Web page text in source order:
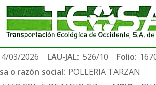
03/2026 LAU-JAL: 526/10 Folio:
o razón social: POLLERIA TARZAN